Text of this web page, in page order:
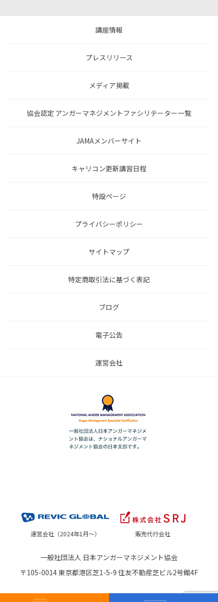
講座情報
プレスリリース
メディア掲載
協会認定 アンガーマネジメントファシリテーター一覧
JAMAメンバーサイト
キャリコン更新講習日程
特設ページ
プライバシーポリシー
サイトマップ
特定商取引法に基づく表記
ブログ
電子公告
運営会社
運営会社（2024年1月～） 販売代行会社
一般社団法人 日本アンガーマネジメント協会
〒105-0014 東京都港区芝1-5-9 住友不動産芝ビル2号館4F